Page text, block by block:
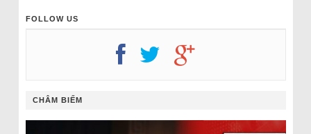
FOLLOW US
CHÂM BIẾM